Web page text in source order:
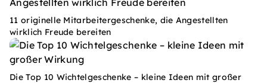
11 originelle Mitarbeitergeschenke, die Angestellten
wirklich Freude bereiten
Die Top 10 Wichtelgeschenke – kleine Ideen mit großer